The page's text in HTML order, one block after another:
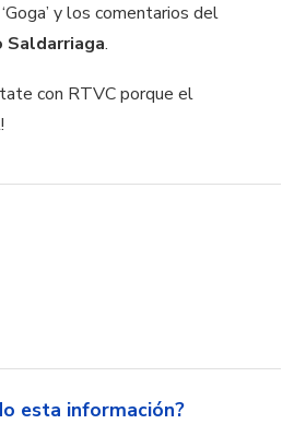
y los comentarios del
Saldarriaga.
con RTVC porque el
esta información?